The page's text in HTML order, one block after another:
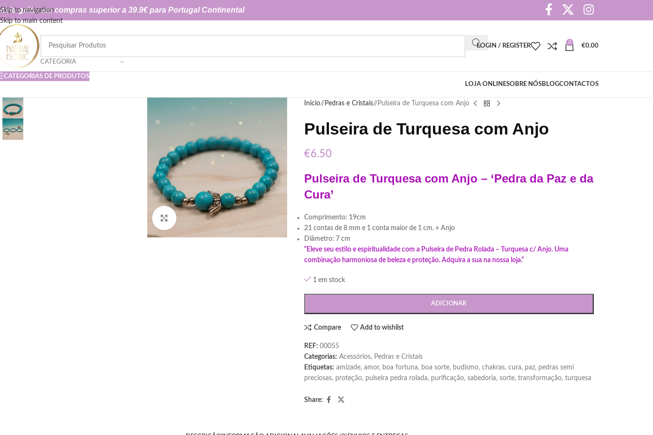
Skip to navigation
Skip to main content
grátis em compras superior a 39.9€ para Portugal Continental
CATEGORIA
LOGIN / REGISTER
0
€0.00
CATEGORIAS DE PRODUTOS
LOJA ONLINESOBRE NÓSBLOGCONTACTOS
Click to enlarge
Início/ Pedras e Cristais/ Pulseira de Turquesa com Anjo
Pulseira de Turquesa com Anjo
€6.50
Pulseira de Turquesa com Anjo – ‘Pedra da Paz e da
Cura’
Comprimento: 19cm
21 contas de 8 mm e 1 conta maior de 1 cm. + Anjo
Diâmetro: 7 cm
“Eleve seu estilo e espiritualidade com a Pulseira de Pedra Rolada – Turquesa c/ Anjo. Uma
combinação harmoniosa de beleza e proteção. Adquira a sua na nossa loja.”
1 em stock
ADICIONAR
Compare Add to wishlist
REF: 00055
Categorias: Acessórios, Pedras e Cristais
Etiquetas: amizade, amor, boa fortuna, boa sorte, budismo, chakras, cura, paz, pedras semi
preciosas, proteção, pulseira pedra rolada, purificação, sabedoria, sorte, transformação, turquesa
Share: